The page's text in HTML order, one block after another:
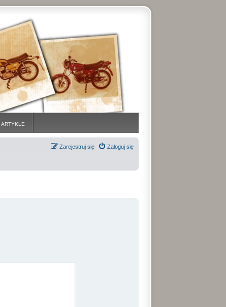
ARTYKLE
Zaloguj się
Zarejestruj się